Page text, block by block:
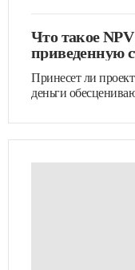
Что такое
приведенную
Принесет ли
деньги